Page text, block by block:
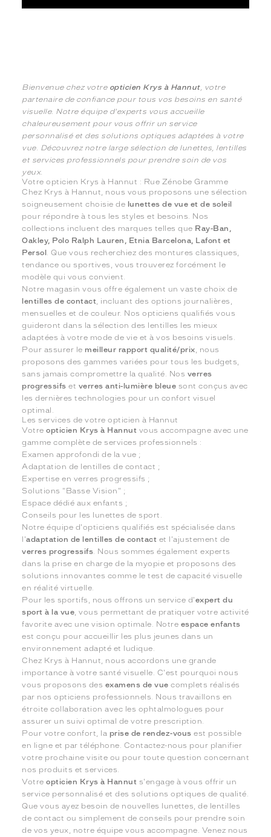
Bienvenue chez votre opticien Krys à Hannut, votre
partenaire de confiance pour tous vos besoins en santé
visuelle. Notre équipe d'experts vous accueille
chaleureusement pour vous offrir un service
personnalisé et des solutions optiques adaptées à votre
vue. Découvrez notre large sélection de lunettes, lentilles
et services professionnels pour prendre soin de vos
yeux.
Votre opticien Krys à Hannut : Rue Zénobe Gramme
Chez Krys à Hannut, nous vous proposons une sélection
soigneusement choisie de lunettes de vue et de soleil
pour répondre à tous les styles et besoins. Nos
collections incluent des marques telles que Ray-Ban,
Oakley, Polo Ralph Lauren, Etnia Barcelona, Lafont et
Persol . Que vous recherchiez des montures classiques,
tendance ou sportives, vous trouverez forcément le
modèle qui vous convient.
Notre magasin vous offre également un vaste choix de
lentilles de contact , incluant des options journalières,
mensuelles et de couleur. Nos opticiens qualifiés vous
guideront dans la sélection des lentilles les mieux
adaptées à votre mode de vie et à vos besoins visuels.
Pour assurer le meilleur rapport qualité/prix , nous
proposons des gammes variées pour tous les budgets,
sans jamais compromettre la qualité. Nos verres
progressifs et verres anti-lumière bleue sont conçus avec
les dernières technologies pour un confort visuel
optimal.
Les services de votre opticien à Hannut
Votreopticien Krys à Hannut vous accompagne avec une
gamme complète de services professionnels :
Examen approfondi de la vue ;
Adaptation de lentilles de contact ;
Expertise en verres progressifs ;
Solutions "Basse Vision" ;
Espace dédié aux enfants ;
Conseils pour les lunettes de sport.
Notre équipe d'opticiens qualifiés est spécialisée dans
l'adaptation de lentilles de contact et l'ajustement de
verres progressifs . Nous sommes également experts
dans la prise en charge de la myopie et proposons des
solutions innovantes comme le test de capacité visuelle
en réalité virtuelle.
Pour les sportifs, nous offrons un service d'expert du
sport à la vue , vous permettant de pratiquer votre activité
favorite avec une vision optimale. Notre espace enfants
est conçu pour accueillir les plus jeunes dans un
environnement adapté et ludique.
Chez Krys à Hannut, nous accordons une grande
importance à votre santé visuelle. C'est pourquoi nous
vous proposons des examens de vue complets réalisés
par nos opticiens professionnels. Nous travaillons en
étroite collaboration avec les ophtalmologues pour
assurer un suivi optimal de votre prescription.
Pour votre confort, la prise de rendez-vous est possible
en ligne et par téléphone. Contactez-nous pour planifier
votre prochaine visite ou pour toute question concernant
nos produits et services.
Votreopticien Krys à Hannut s'engage à vous offrir un
service personnalisé et des solutions optiques de qualité.
Que vous ayez besoin de nouvelles lunettes, de lentilles
de contact ou simplement de conseils pour prendre soin
de vos yeux, notre équipe vous accompagne. Venez nous